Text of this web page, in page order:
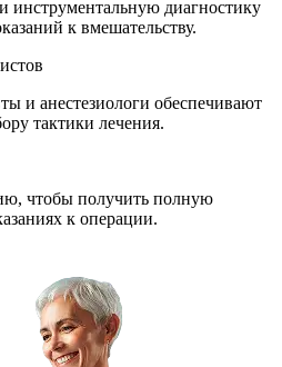
инструментальную диагностику
к вмешательству.
и анестезиологи обеспечивают
тактики лечения.
чтобы получить полную
к операции.